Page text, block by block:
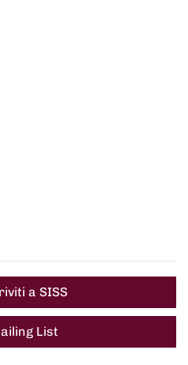
a SISS
List